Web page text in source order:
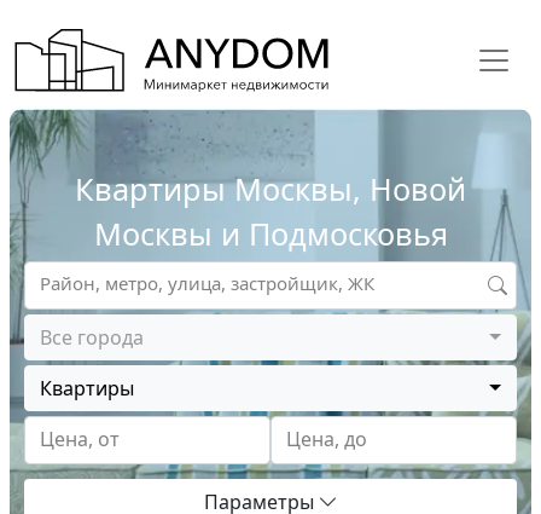
Квартиры Москвы, Новой
Москвы и Подмосковья
Все города
Квартиры
Цена, от
Цена, до
Район, метро, улица, застройщик, ЖК
Параметры